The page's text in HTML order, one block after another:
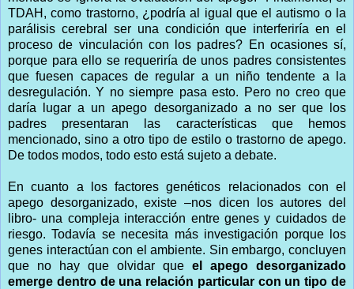
TDAH, como trastorno, ¿podría al igual que el autismo o la
parálisis cerebral ser una condición que interferiría en el
proceso de vinculación con los padres? En ocasiones sí,
porque para ello se requeriría de unos padres consistentes
que fuesen capaces de regular a un niño tendente a la
desregulación. Y no siempre pasa esto. Pero no creo que
daría lugar a un apego desorganizado a no ser que los
padres presentaran las características que hemos
mencionado, sino a otro tipo de estilo o trastorno de apego.
De todos modos, todo esto está sujeto a debate.
En cuanto a los factores genéticos relacionados con el
apego desorganizado, existe –nos dicen los autores del
libro- una compleja interacción entre genes y cuidados de
riesgo. Todavía se necesita más investigación porque los
genes interactúan con el ambiente. Sin embargo, concluyen
que no hay que olvidar que el apego desorganizado
emerge dentro de una relación particular con un tipo de